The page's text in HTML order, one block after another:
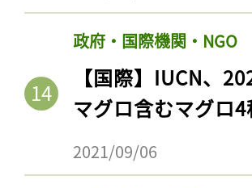
政府・国際機関・NGO
【国際】IUCN、
マグロ含むマグロ
2021/09/06
記事をお気
ログ